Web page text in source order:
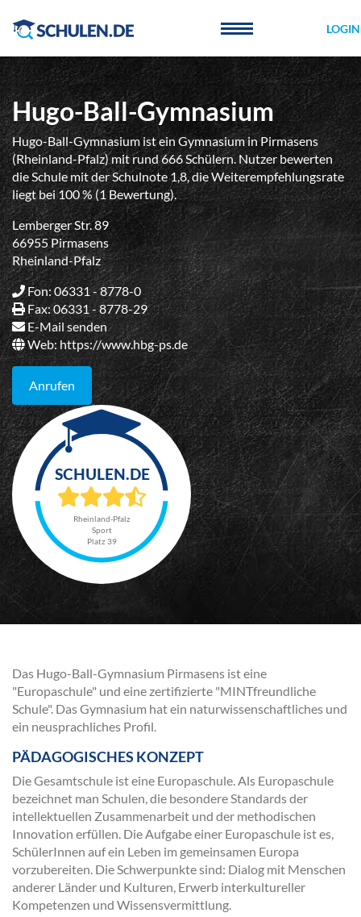
LOGIN
Hugo-Ball-Gymnasium
Hugo-Ball-Gymnasium ist ein Gymnasium in Pirmasens
(Rheinland-Pfalz) mit rund 666 Schülern. Nutzer bewerten
die Schule mit der Schulnote 1,8, die Weiterempfehlungsrate
liegt bei 100 % (1 Bewertung).
Lemberger Str. 89
66955 Pirmasens
Rheinland-Pfalz
Fon: 06331 - 8778-0
Fax: 06331 - 8778-29
E-Mail senden
Web: https://www.hbg-ps.de
Anrufen
Rheinland-Pfalz
Sport
Platz 39
Das Hugo-Ball-Gymnasium Pirmasens ist eine
"Europaschule" und eine zertifizierte "MINTfreundliche
Schule". Das Gymnasium hat ein naturwissenschaftliches und
ein neusprachliches Profil.
PÄDAGOGISCHES KONZEPT
Die Gesamtschule ist eine Europaschule. Als Europaschule
bezeichnet man Schulen, die besondere Standards der
intellektuellen Zusammenarbeit und der methodischen
Innovation erfüllen. Die Aufgabe einer Europaschule ist es,
SchülerInnen auf ein Leben im gemeinsamen Europa
vorzubereiten. Die Schwerpunkte sind: Dialog mit Menschen
anderer Länder und Kulturen, Erwerb interkultureller
Kompetenzen und Wissensvermittlung.